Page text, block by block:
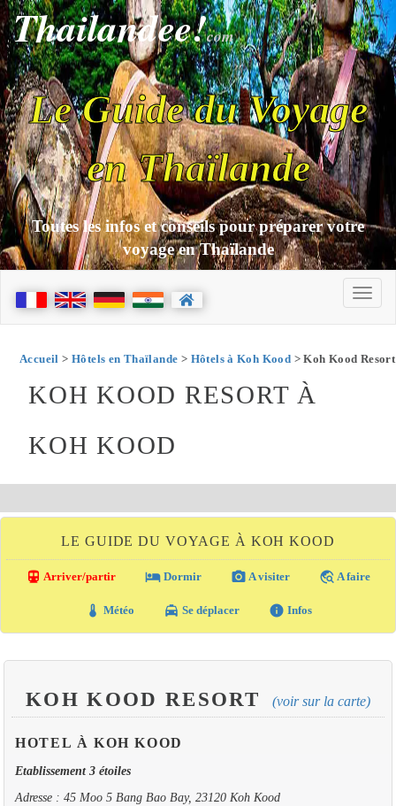
Thailandee!com
Le Guide du Voyage
en Thaïlande
Toutes les infos et conseils pour préparer votre
voyage en Thaïlande
Accueil > Hôtels en Thaïlande > Hôtels à Koh Kood > Koh Kood Resort
KOH KOOD RESORT À
KOH KOOD
LE GUIDE DU VOYAGE À KOH KOOD
directions_transit Arriver/partir local_hotel Dormir photo_camera A visiter travel_explore A faire
thermostat Météo local_taxi Se déplacer info Infos
KOH KOOD RESORT (voir sur la carte)
HOTEL À KOH KOOD
Etablissement 3 étoiles
Adresse : 45 Moo 5 Bang Bao Bay, 23120 Koh Kood